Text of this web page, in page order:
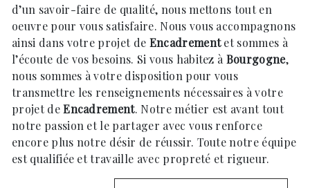
d’un savoir-faire de qualité, nous mettons tout en
oeuvre pour vous satisfaire. Nous vous accompagnons
ainsi dans votre projet de Encadrementet sommes à
l’écoute de vos besoins. Si vous habitez à Bourgogne,
nous sommes à votre disposition pour vous
transmettre les renseignements nécessaires à votre
projet deEncadrement. Notre métier est avant tout
notre passion et le partager avec vous renforce
encore plus notre désir de réussir. Toute notre équipe
est qualifiée et travaille avec propreté et rigueur.